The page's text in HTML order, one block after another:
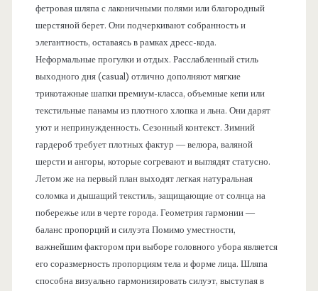
фетровая шляпа с лаконичными полями или благородный
шерстяной берет. Они подчеркивают собранность и
элегантность, оставаясь в рамках дресс-кода.
Неформальные прогулки и отдых. Расслабленный стиль
выходного дня (casual) отлично дополняют мягкие
трикотажные шапки премиум-класса, объемные кепи или
текстильные панамы из плотного хлопка и льна. Они дарят
уют и непринужденность. Сезонный контекст. Зимний
гардероб требует плотных фактур — велюра, валяной
шерсти и ангоры, которые согревают и выглядят статусно.
Летом же на первый план выходят легкая натуральная
соломка и дышащий текстиль, защищающие от солнца на
побережье или в черте города. Геометрия гармонии —
баланс пропорций и силуэта Помимо уместности,
важнейшим фактором при выборе головного убора является
его соразмерность пропорциям тела и форме лица. Шляпа
способна визуально гармонизировать силуэт, выступая в